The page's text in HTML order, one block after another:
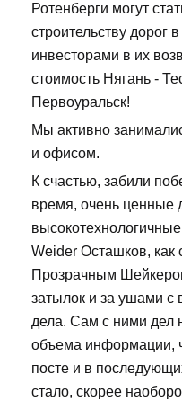
Ротенберги могут
строительству дорог
инвесторами в их
стоимость Нягань -
Первоуральск!
Мы активно
и офисом.
К счастью, забили
время, очень ценные
Weider Осташков,
Прозрачным
затылок и за ушами с
дела. Сам с ними дел
объема информации,
посте и в
стало, скорее